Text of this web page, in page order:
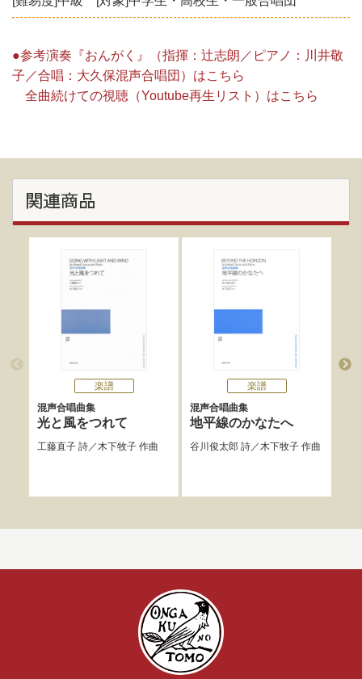
●参考演奏『おんがく』（指揮：辻志朗／ピアノ：川井敬
子／合唱：大久保混声合唱団）はこちら
全曲続けての視聴（Youtube再生リスト）はこちら
関連商品
楽譜
混声合唱曲集
光と風をつれて
工藤直子詩／木下牧子作曲
楽譜
混声合唱曲集
地平線のかなたへ
谷川俊太郎詩／木下牧子作曲